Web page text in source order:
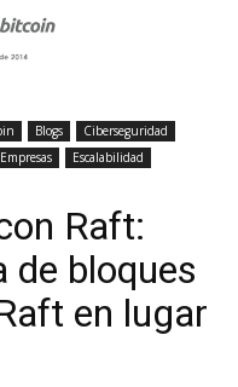
Blogs
Ciberseguridad
Escalabilidad
Raft:
de bloques
en lugar